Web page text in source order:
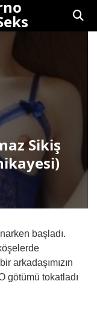
Sikiş
başladı.
arkadaşımızın
götümü tokatladı